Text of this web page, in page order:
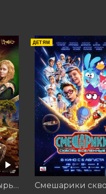
Последний богатырь. Колобок
ДЕТЯМ